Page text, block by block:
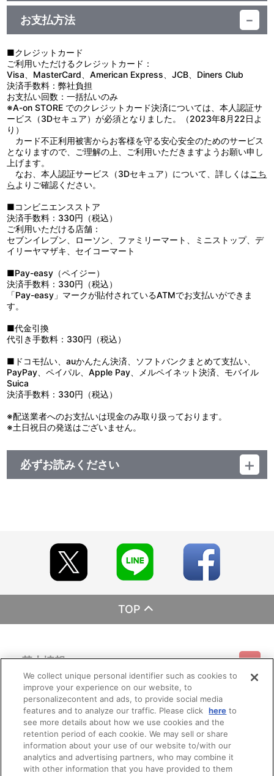
お支払方法
■クレジットカード
ご利用いただけるクレジットカード：
Visa、MasterCard、American Express、JCB、Diners Club
決済手数料：弊社負担
お支払い回数：一括払いのみ
※A-on STORE でのクレジットカード決済については、本人認証サ
ービス（3Dセキュア）が必須となりました。（2023年8月22日よ
り）
カード不正利用被害からお客様を守る安心安全のためのサービス
となりますので、ご理解の上、ご利用いただきますようお願い申し
上げます。
なお、本人認証サービス（3Dセキュア）について、詳しくはこち
ら よりご確認ください。
■コンビニエンスストア
決済手数料：330円（税込）
ご利用いただける店舗：
セブンイレブン、ローソン、ファミリーマート、ミニストップ、デ
イリーヤマザキ、セイコーマート
■Pay-easy（ペイジー）
決済手数料：330円（税込）
「Pay-easy」マークが貼付されているATMでお支払いができま
す。
■代金引換
代引き手数料：330円（税込）
■ドコモ払い、auかんたん決済、ソフトバンクまとめて支払い、
PayPay、ペイパル、Apple Pay、メルペイネット決済、モバイル
Suica
決済手数料：330円（税込）
※配送業者へのお支払いは現金のみ取り扱っております。
※土日祝日の発送はございません。
必ずお読みください
TOP
基本情報
利用規約 特定商取引法に基づく表示 プライバシーポリシー
プライバシーオプション 会社概要
ご利用情報
ご利用ガイド サイトマップ お問い合わせ
Do Not Sell or Share My Personal Information
会員メニュー
ログイン 会員規約 新規会員登録
その他のご案内
We collect unique personal identifier such as cookies to
improve your experience on our website, to
personalizecontent and ads, to provide social media
features and to analyze our traffic. Please click here to
see more details about how we use cookies and the
retention period of each cookie. We may sell or share
information about your use of our website to/with our
analytics and advertising partners, who may combine it
with other information that you have provided to them